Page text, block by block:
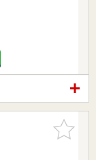
お気に入
りに追加